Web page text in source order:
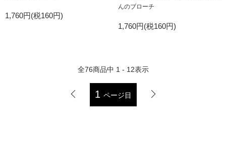
1,760円(税160円)
んのブローチ
1,760円(税160円)
全76商品中 1 - 12表示
1 ページ目